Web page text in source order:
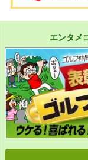
エンタメ